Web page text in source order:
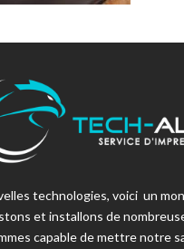
technologies, voici un
et installons de
capable de mettre notre